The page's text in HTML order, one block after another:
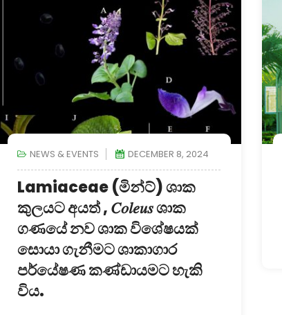
NEWS & EVENTS DECEMBER 8, 2024
Lamiaceae (මින්ට්) ශාක
කුලයට අයත් , 𝐶𝑜𝑙𝑒𝑢𝑠 ශාක
ගණයේ නව ශාක විශේෂයක්
සොයා ගැනීමට ශාකාගාර
පර්යේෂණ කණ්ඩායමට හැකි
විය.